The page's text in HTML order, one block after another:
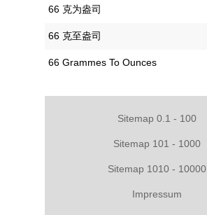
‎66 克为盎司
‎66 克至盎司
‎66 Grammes To Ounces
Sitemap 0.1 - 100
Sitemap 101 - 1000
Sitemap 1010 - 10000
Impressum